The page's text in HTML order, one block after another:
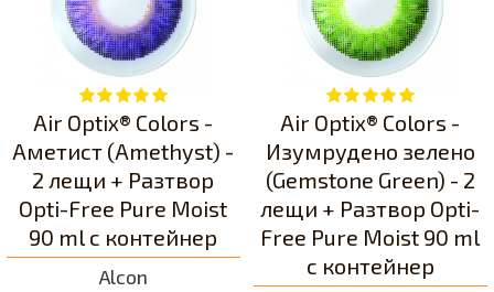
Alcon
Air Optix® Colors -
Аметист (Amethyst) -
2 лещи + Разтвор
Opti-Free Pure Moist
90 ml с контейнер
Air Optix® Colors -
Изумрудено зеленo
(Gemstone Green) - 2
лещи + Разтвор Opti-
Free Pure Moist 90 ml
с контейнер